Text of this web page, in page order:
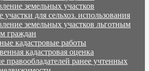
земельных участков
участки для сельхоз. использования
земельных участков льготным
граждан
кадастровые работы
кадастровая оценка
правообладателей ранее учтенных